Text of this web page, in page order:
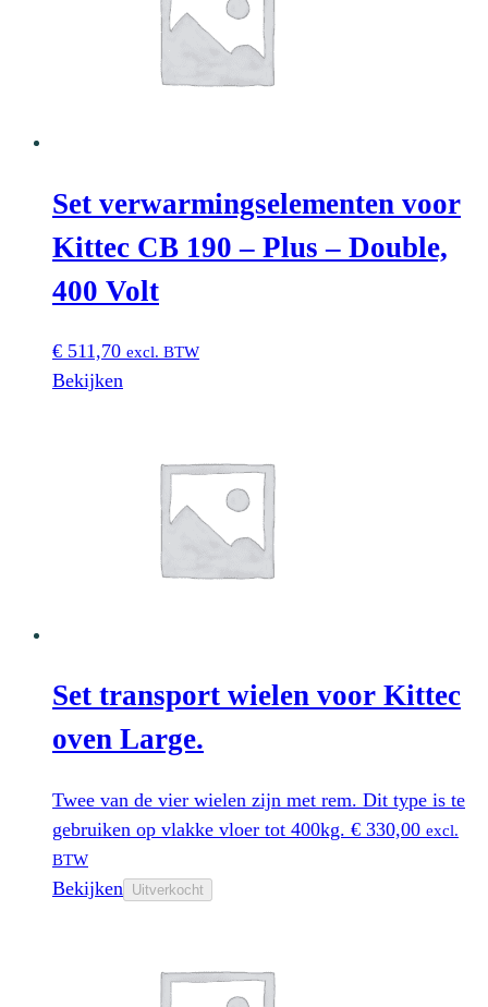
Set verwarmingselementen voor
Kittec CB 190 – Plus – Double,
400 Volt
€ 511,70 excl. BTW
Bekijken
Set transport wielen voor Kittec
oven Large.
Twee van de vier wielen zijn met rem. Dit type is te
gebruiken op vlakke vloer tot 400kg. € 330,00 excl.
BTW
Bekijken Uitverkocht